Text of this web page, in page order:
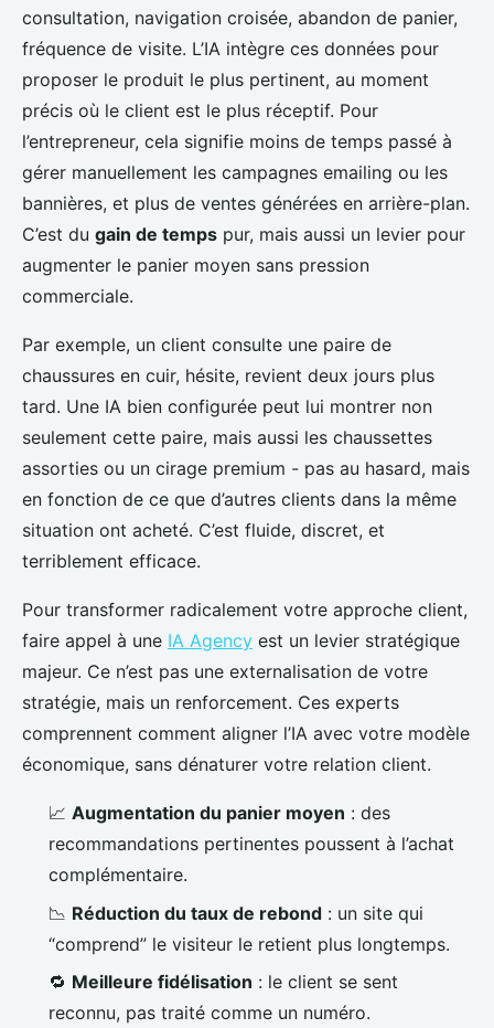
consultation, navigation croisée, abandon de panier,
fréquence de visite. L’IA intègre ces données pour
proposer le produit le plus pertinent, au moment
précis où le client est le plus réceptif. Pour
l’entrepreneur, cela signifie moins de temps passé à
gérer manuellement les campagnes emailing ou les
bannières, et plus de ventes générées en arrière-plan.
C’est du gain de temps pur, mais aussi un levier pour
augmenter le panier moyen sans pression
commerciale.
Par exemple, un client consulte une paire de
chaussures en cuir, hésite, revient deux jours plus
tard. Une IA bien configurée peut lui montrer non
seulement cette paire, mais aussi les chaussettes
assorties ou un cirage premium - pas au hasard, mais
en fonction de ce que d’autres clients dans la même
situation ont acheté. C’est fluide, discret, et
terriblement efficace.
Pour transformer radicalement votre approche client,
faire appel à une IA Agency est un levier stratégique
majeur. Ce n’est pas une externalisation de votre
stratégie, mais un renforcement. Ces experts
comprennent comment aligner l’IA avec votre modèle
économique, sans dénaturer votre relation client.
📈 Augmentation du panier moyen : des
recommandations pertinentes poussent à l’achat
complémentaire.
📉 Réduction du taux de rebond : un site qui
“comprend” le visiteur le retient plus longtemps.
🔁 Meilleure fidélisation : le client se sent
reconnu, pas traité comme un numéro.